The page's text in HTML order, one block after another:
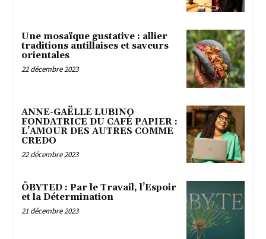
Une mosaïque gustative : allier
traditions antillaises et saveurs
orientales
22 décembre 2023
ANNE-GAËLLE LUBINO
FONDATRICE DU CAFÉ PAPIER :
L’AMOUR DES AUTRES COMME
CREDO
22 décembre 2023
ÔBYTED : Par le Travail, l’Espoir
et la Détermination
21 décembre 2023